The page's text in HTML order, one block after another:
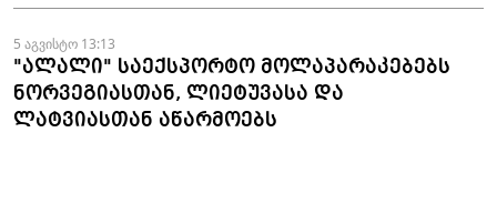
5 აგვისტო 13:13
"ალალი" საექსპორტო მოლაპარაკებებს
ნორვეგიასთან, ლიეტუვასა და
ლატვიასთან აწარმოებს